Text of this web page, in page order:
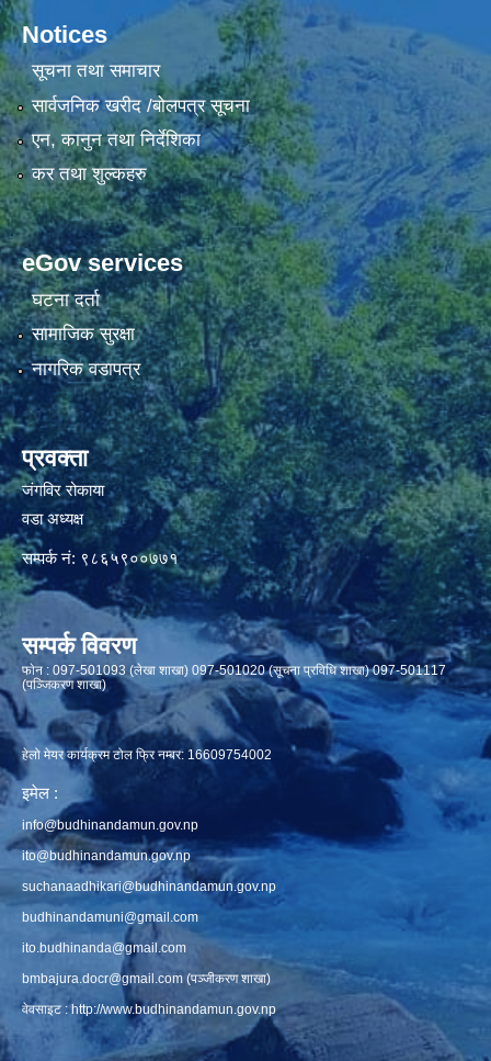
Notices
सूचना तथा समाचार
सार्वजनिक खरीद /बोलपत्र सूचना
एन, कानुन तथा निर्देशिका
कर तथा शुल्कहरु
eGov services
घटना दर्ता
सामाजिक सुरक्षा
नागरिक वडापत्र
प्रवक्ता
जंगविर रोकाया
वडा अध्यक्ष
सम्पर्क नं: ९८६५९००७७१
सम्पर्क विवरण
फाेन : 097-501093 (लेखा शाखा) 097-501020 (सूचना प्रविधि शाखा) 097-501117
(पञ्जिकरण शाखा)
हेलो मेयर कार्यक्रम टोल फ्रि नम्बर: 16609754002
इमेल :
info@budhinandamun.gov.np
ito@budhinandamun.gov.np
suchanaadhikari@budhinandamun.gov.np
budhinandamuni@gmail.com
ito.budhinanda@gmail.com
bmbajura.docr@gmail.com (पञ्जीकरण शाखा)
वेवसाइट :http://www.budhinandamun.gov.np